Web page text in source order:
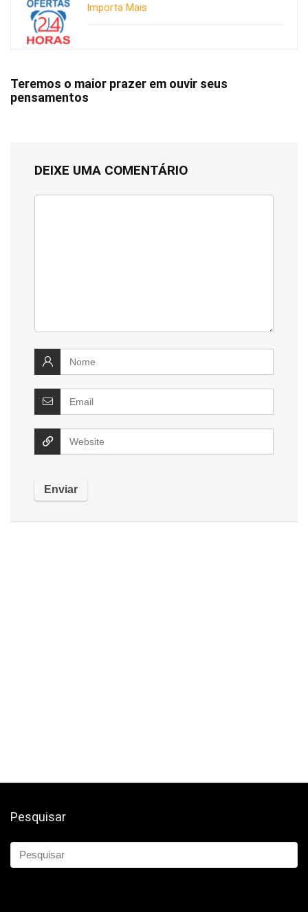
Importa Mais
Teremos o maior prazer em ouvir seus
pensamentos
DEIXE UMA COMENTÁRIO
Pesquisar